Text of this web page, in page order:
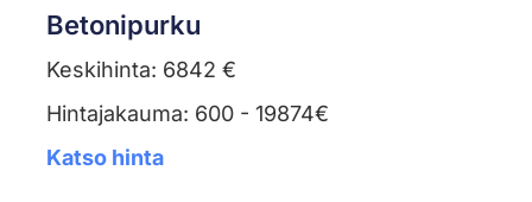
Betonipurku
Keskihinta: 6842 €
Hintajakauma: 600 - 19874€
Katso hinta